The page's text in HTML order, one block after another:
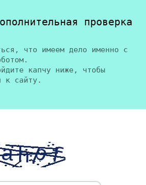
проверка
что имеем дело именно с
капчу ниже, чтобы
к сайту.